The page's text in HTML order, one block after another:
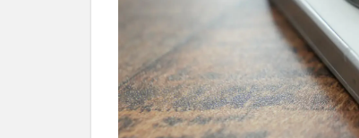
プが
おす
す
め！